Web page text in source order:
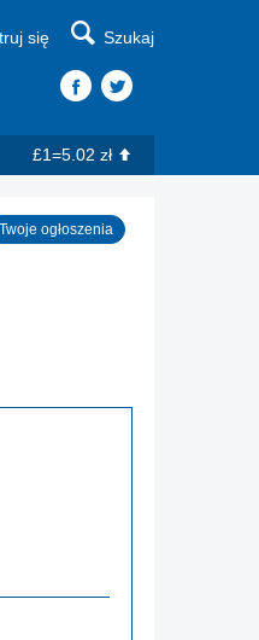
się Szukaj
£1=5.02 zł
Twoje ogłoszenia